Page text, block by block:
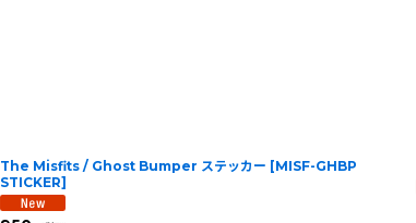
The Misfits / Ghost Bumper ステッカー [MISF-GHBP
STICKER]